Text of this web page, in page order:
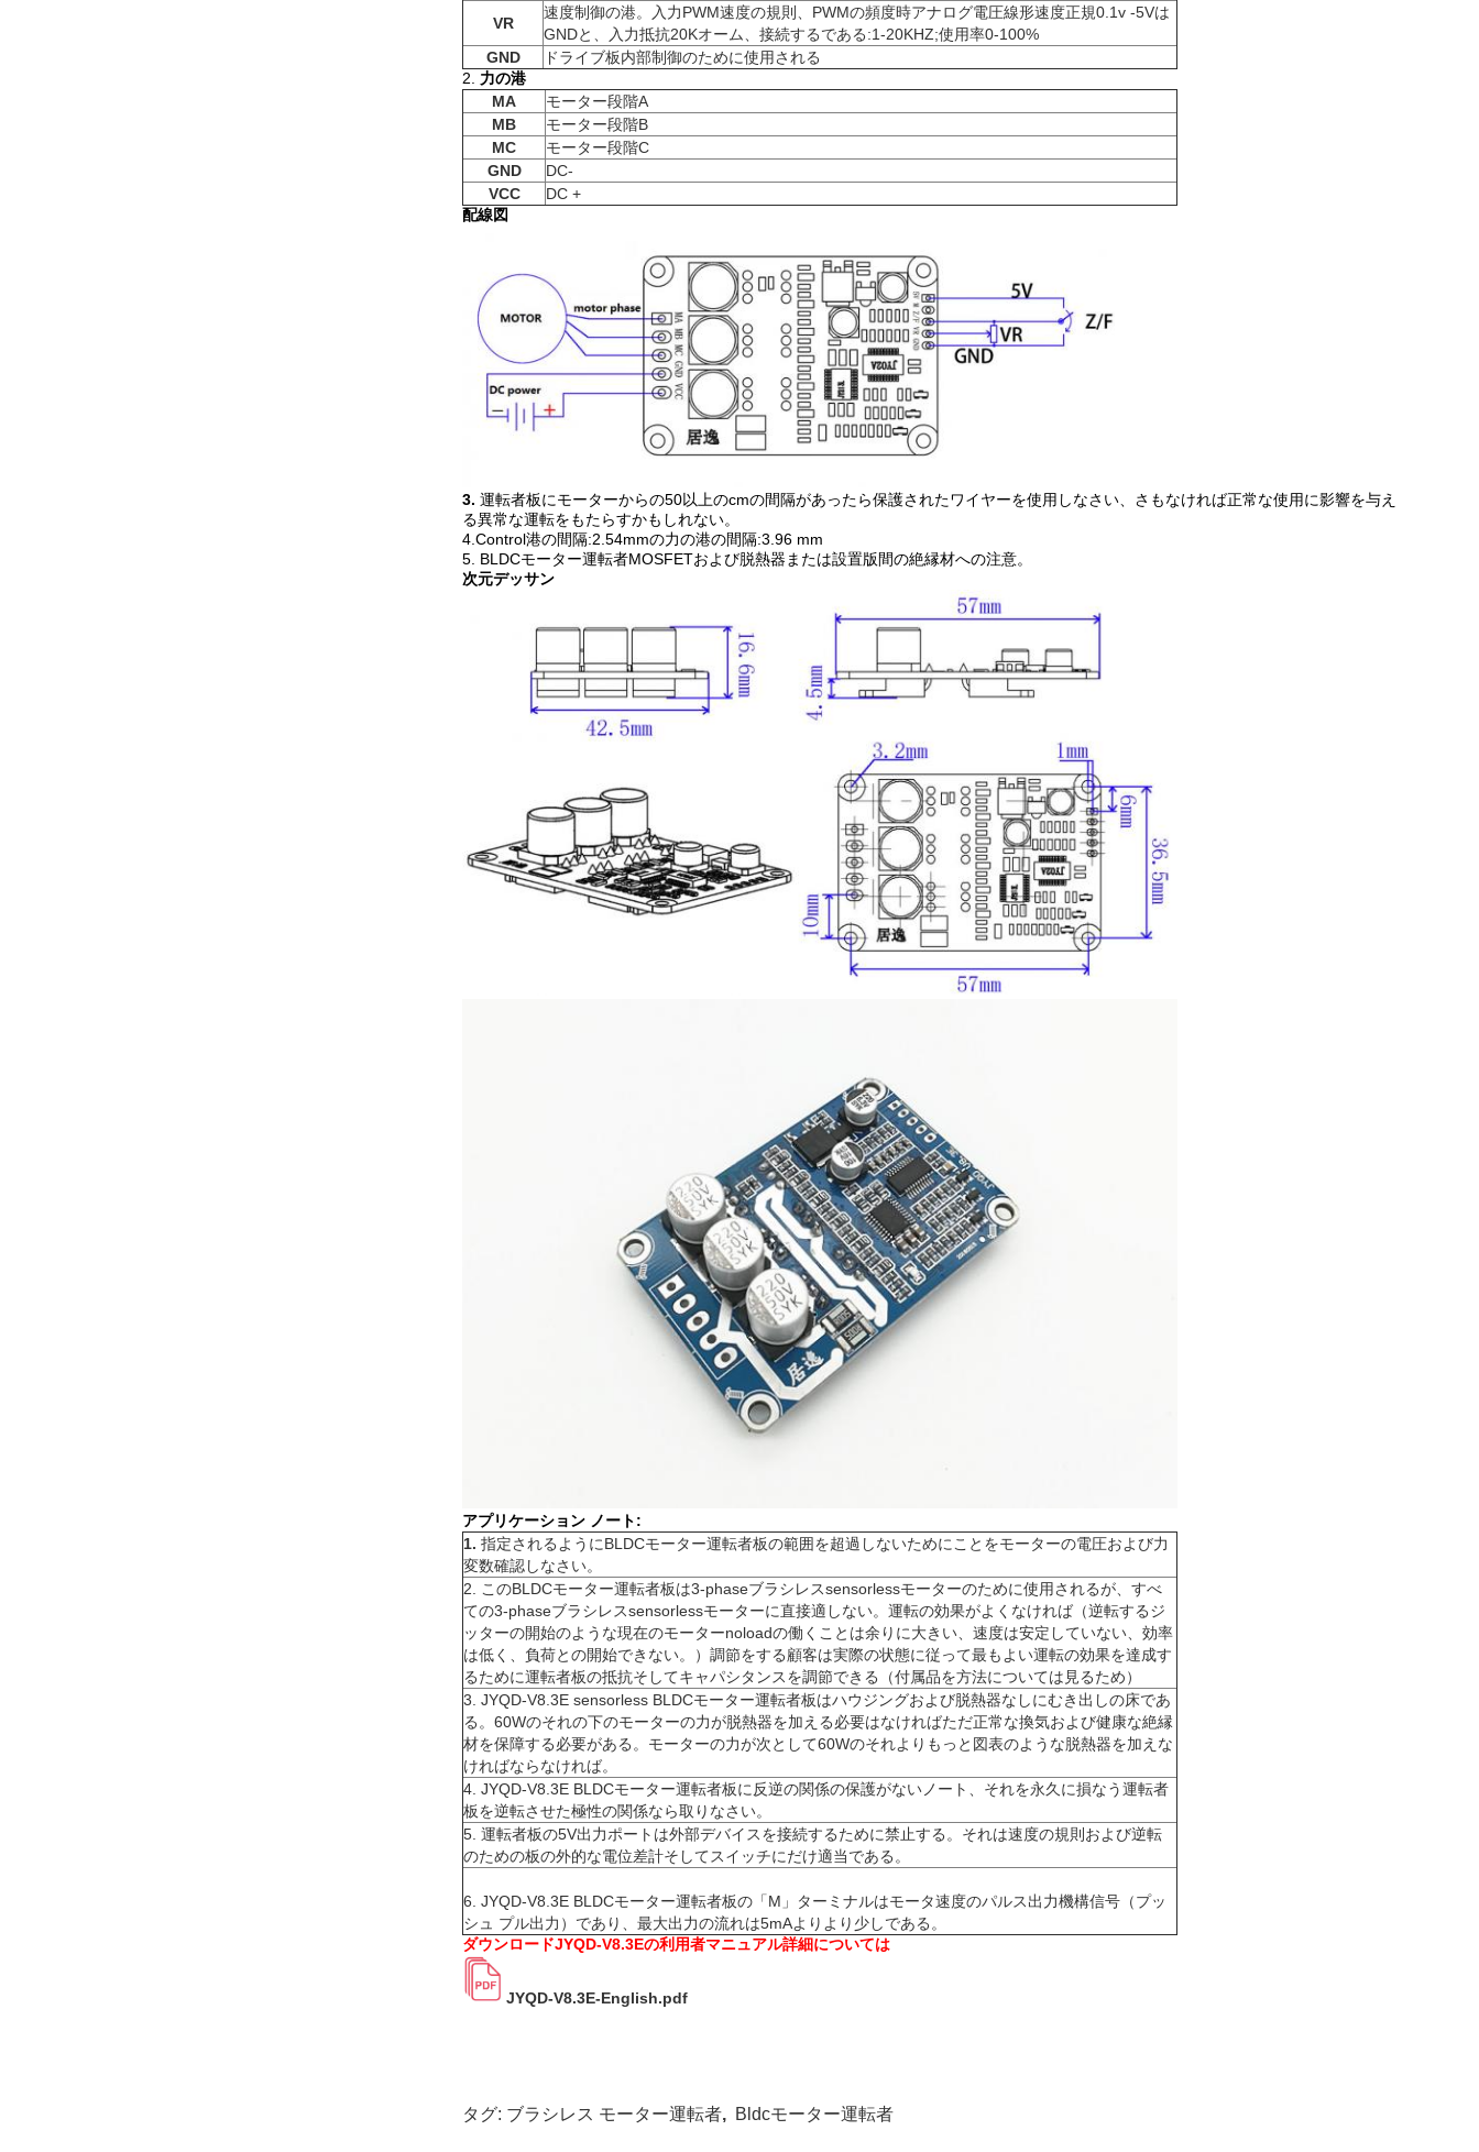
VR
速度制御の港。入力PWM速度の規則、PWMの頻度時アナログ電圧線形速度正規0.1v -5Vは
GNDと、入力抵抗20Kオーム、接続するである:1-20KHZ;使用率0-100%
GND
ドライブ板内部制御のために使用される
2. 力の港
MA
モーター段階A
MB
モーター段階B
MC
モーター段階C
GND
DC-
VCC
DC +
配線図
3. 運転者板にモーターからの50以上のcmの間隔があったら保護されたワイヤーを使用しなさい、さもなければ正常な使用に影響を与え
る異常な運転をもたらすかもしれない。
4.Control港の間隔:2.54mmの力の港の間隔:3.96 mm
5. BLDCモーター運転者MOSFETおよび脱熱器または設置版間の絶縁材への注意。
次元デッサン
アプリケーション ノート:
1. 指定されるようにBLDCモーター運転者板の範囲を超過しないためにことをモーターの電圧および力
変数確認しなさい。
2. このBLDCモーター運転者板は3-phaseブラシレスsensorlessモーターのために使用されるが、すべ
ての3-phaseブラシレスsensorlessモーターに直接適しない。運転の効果がよくなければ（逆転するジ
ッターの開始のような現在のモーターnoloadの働くことは余りに大きい、速度は安定していない、効率
は低く、負荷との開始できない。）調節をする顧客は実際の状態に従って最もよい運転の効果を達成す
るために運転者板の抵抗そしてキャパシタンスを調節できる（付属品を方法については見るため）
3. JYQD-V8.3E sensorless BLDCモーター運転者板はハウジングおよび脱熱器なしにむき出しの床であ
る。60Wのそれの下のモーターの力が脱熱器を加える必要はなければただ正常な換気および健康な絶縁
材を保障する必要がある。モーターの力が次として60Wのそれよりもっと図表のような脱熱器を加えな
ければならなければ。
4. JYQD-V8.3E BLDCモーター運転者板に反逆の関係の保護がないノート、それを永久に損なう運転者
板を逆転させた極性の関係なら取りなさい。
5. 運転者板の5V出力ポートは外部デバイスを接続するために禁止する。それは速度の規則および逆転
のための板の外的な電位差計そしてスイッチにだけ適当である。
6. JYQD-V8.3E BLDCモーター運転者板の「M」ターミナルはモータ速度のパルス出力機構信号（プッ
シュ プル出力）であり、最大出力の流れは5mAよりより少しである。
ダウンロードJYQD-V8.3Eの利用者マニュアル詳細については
JYQD-V8.3E-English.pdf
タグ: ブラシレス モーター運転者, Bldcモーター運転者